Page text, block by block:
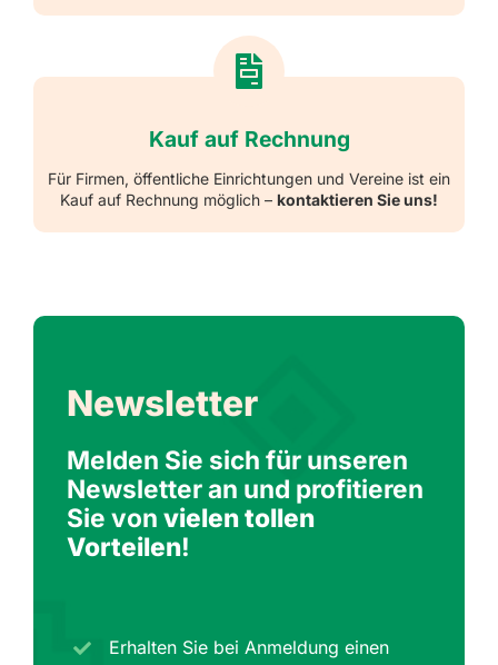
Kauf auf Rechnung
Für Firmen, öffentliche Einrichtungen und Vereine ist ein
Kauf auf Rechnung möglich – kontaktieren Sie uns!
Newsletter
Melden Sie sich für unseren
Newsletter an und profitieren
Sie von vielen tollen
Vorteilen!
Erhalten Sie bei Anmeldung einen